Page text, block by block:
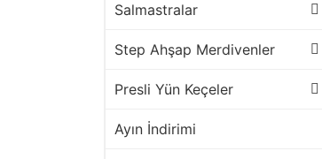
Salmastralar
Step Ahşap Merdivenler
Presli Yün Keçeler
Ayın İndirimi